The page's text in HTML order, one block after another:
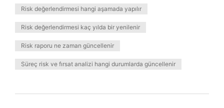
Risk değerlendirmesi hangi aşamada yapılır
Risk değerlendirmesi kaç yılda bir yenilenir
Risk raporu ne zaman güncellenir
Süreç risk ve fırsat analizi hangi durumlarda güncellenir